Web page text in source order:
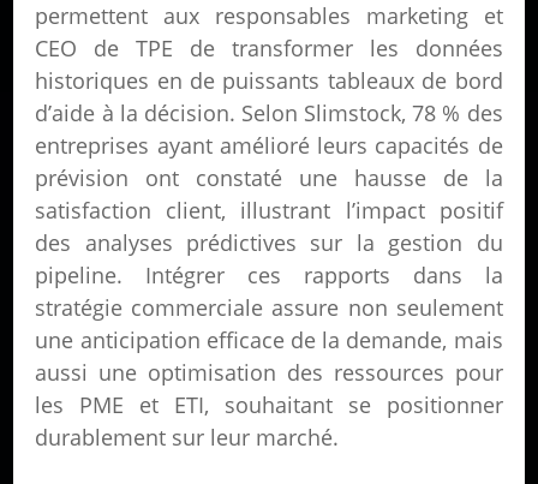
permettent aux responsables marketing et
CEO de TPE de transformer les données
historiques en de puissants tableaux de bord
d’aide à la décision. Selon Slimstock, 78 % des
entreprises ayant amélioré leurs capacités de
prévision ont constaté une hausse de la
satisfaction client, illustrant l’impact positif
des analyses prédictives sur la gestion du
pipeline. Intégrer ces rapports dans la
stratégie commerciale assure non seulement
une anticipation efficace de la demande, mais
aussi une optimisation des ressources pour
les PME et ETI, souhaitant se positionner
durablement sur leur marché.